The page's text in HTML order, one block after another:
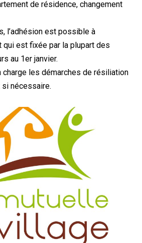
de résidence, changement
l’adhésion est possible à
qui est fixée par la plupart des
au 1er janvier.
charge les démarches de résiliation
nécessaire.